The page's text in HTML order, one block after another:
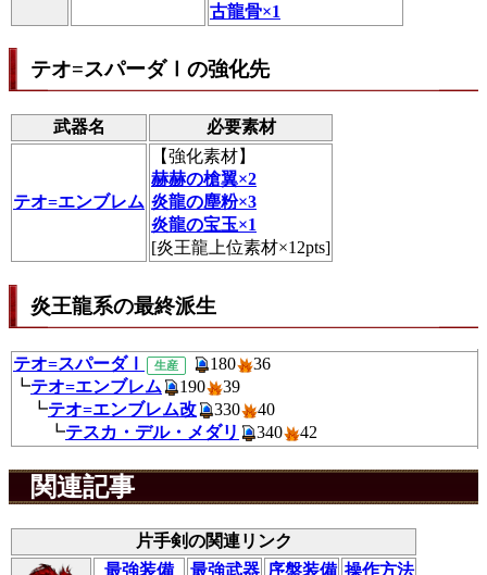
古龍骨×1
テオ=スパーダⅠの強化先
武器名 必要素材
テオ=エンブレム
【強化素材】
赫赫の槍翼×2
炎龍の塵粉×3
炎龍の宝玉×1
[炎王龍上位素材×12pts]
炎王龍系の最終派生
テオ=スパーダⅠ 生産 180
┗テオ=エンブレム 190
39
┗テオ=エンブレム改 330
40
┗テスカ・デル・メダリ 340
関連記事
片手剣の関連リンク
最強装備
最強武器 序盤装備 操作方法